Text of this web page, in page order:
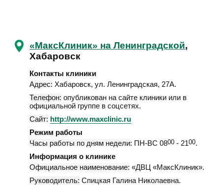
«МаксКлиник» на Ленинградской,
Хабаровск
Контакты клиники
Адрес: Хабаровск, ул. Ленинградская, 27А.
Телефон: опубликован на сайте клиники или в
официальной группе в соцсетях.
Сайт: http://www.maxclinic.ru
Режим работы
Часы работы по дням недели: ПН-ВС 0800 - 2100.
Информация о клинике
Официальное наименование: «ДВЦ «МаксКлиник».
Руководитель: Спицкая Галина Николаевна.